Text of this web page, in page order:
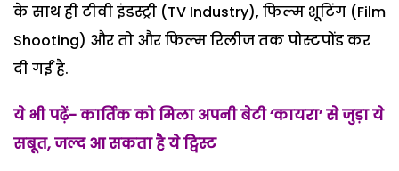
के साथ ही टीवी इंडस्ट्री (TV Industry), फिल्म शूटिंग (Film
Shooting) और तो और फिल्म रिलीज तक पोस्टपोंड कर
दी गईं है.
ये भी पढ़ें- कार्तिक को मिला अपनी बेटी ‘कायरा’ से जुड़ा ये
सबूत, जल्द आ सकता है ये ट्विस्ट